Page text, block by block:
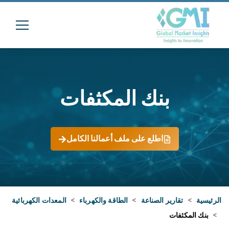
بنك المكثفات
اطلع على ملف أعمالنا الكامل
الرئيسية > تقارير الصناعة > الطاقة والكهرباء > المعدات الكهربائية
> بنك المكثفات